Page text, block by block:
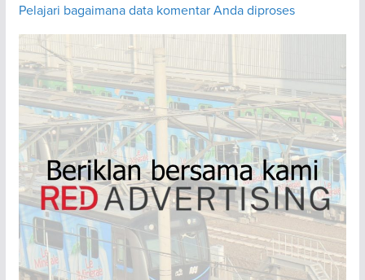
Pelajari bagaimana data komentar Anda diproses